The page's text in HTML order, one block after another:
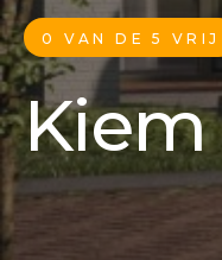
0 VAN DE 5 VRIJ